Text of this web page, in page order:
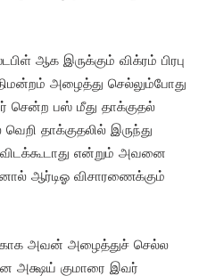
ஆக இருக்கும் விக்ரம் பிரபு
அழைத்து செல்லும்போது
சென்ற பஸ் மீது தாக்குதல்
தாக்குதலில் இருந்து
விடக்கூடாது என்றும் அவனை
ஆர்டிஓ விசாரணைக்கும்
அவன் அழைத்துச் செல்ல
அக்ஷய் குமாரை இவர்